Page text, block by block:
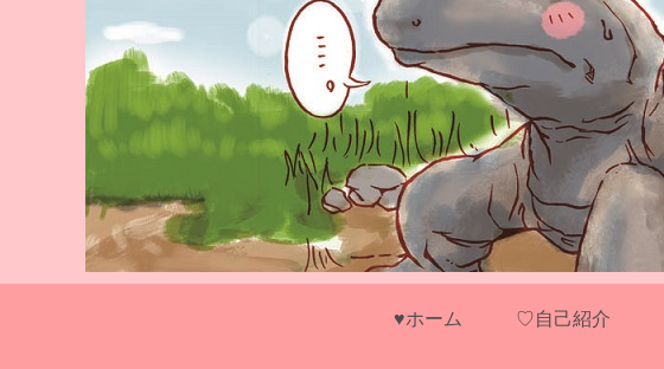
♥ホーム ♡自己紹介